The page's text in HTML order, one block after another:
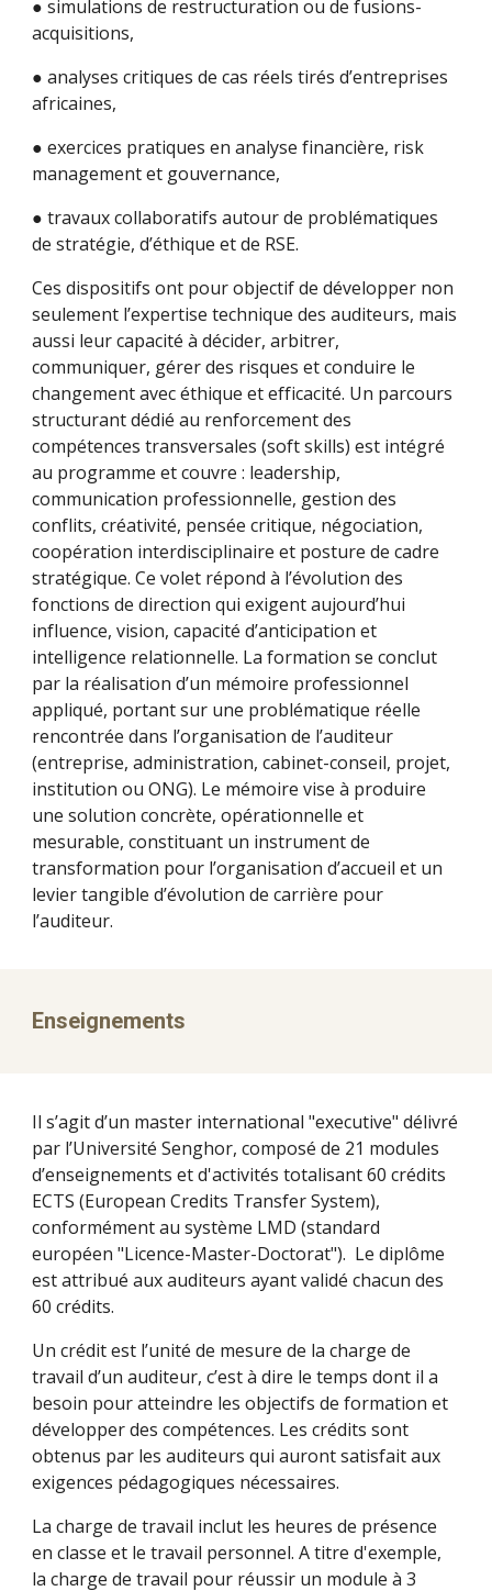
● simulations de restructuration ou de fusions-
acquisitions,
● analyses critiques de cas réels tirés d’entreprises
africaines,
● exercices pratiques en analyse financière, risk
management et gouvernance,
● travaux collaboratifs autour de problématiques
de stratégie, d’éthique et de RSE.
Ces dispositifs ont pour objectif de développer non
seulement l’expertise technique des auditeurs, mais
aussi leur capacité à décider, arbitrer,
communiquer, gérer des risques et conduire le
changement avec éthique et efficacité. Un parcours
structurant dédié au renforcement des
compétences transversales (soft skills) est intégré
au programme et couvre : leadership,
communication professionnelle, gestion des
conflits, créativité, pensée critique, négociation,
coopération interdisciplinaire et posture de cadre
stratégique. Ce volet répond à l’évolution des
fonctions de direction qui exigent aujourd’hui
influence, vision, capacité d’anticipation et
intelligence relationnelle. La formation se conclut
par la réalisation d’un mémoire professionnel
appliqué, portant sur une problématique réelle
rencontrée dans l’organisation de l’auditeur
(entreprise, administration, cabinet-conseil, projet,
institution ou ONG). Le mémoire vise à produire
une solution concrète, opérationnelle et
mesurable, constituant un instrument de
transformation pour l’organisation d’accueil et un
levier tangible d’évolution de carrière pour
l’auditeur.
Enseignements
Il s’agit d’un master international "executive" délivré
par l’Université Senghor, composé de 21 modules
d’enseignements et d'activités totalisant 60 crédits
ECTS (European Credits Transfer System),
conformément au système LMD (standard
européen "Licence-Master-Doctorat"). Le diplôme
est attribué aux auditeurs ayant validé chacun des
60 crédits.
Un crédit est l’unité de mesure de la charge de
travail d’un auditeur, c’est à dire le temps dont il a
besoin pour atteindre les objectifs de formation et
développer des compétences. Les crédits sont
obtenus par les auditeurs qui auront satisfait aux
exigences pédagogiques nécessaires.
La charge de travail inclut les heures de présence
en classe et le travail personnel. A titre d'exemple,
la charge de travail pour réussir un module à 3